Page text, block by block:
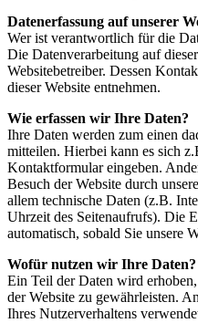
Datenerfassung auf unserer
Wer ist verantwortlich für die
Die Datenverarbeitung auf
Websitebetreiber. Dessen
dieser Website entnehmen.
Wie erfassen wir Ihre Daten?
Ihre Daten werden zum einen
mitteilen. Hierbei kann es sich
Kontaktformular eingeben.
Besuch der Website durch
allem technische Daten (z.B.
Uhrzeit des Seitenaufrufs). Die
automatisch, sobald Sie unsere
Wofür nutzen wir Ihre Daten?
Ein Teil der Daten wird
der Website zu gewährleisten.
Ihres Nutzerverhaltens